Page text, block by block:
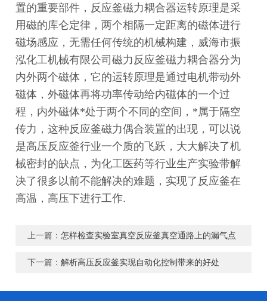
置的重要部件，反应釜磁力耦合器运转原理是采
用磁的库仑定律，两个相隔一定距离的磁体进行
磁场感应，无需任何传统的机械构建，威海市振
泓化工机械有限公司磁力反应釜磁力耦合器分为
内外两个磁体，它的运转原理是通过电机带动外
磁体，外磁体再将功率传动给内磁体的一个过
程，内外磁体*处于两个不同的空间，*属于隔空
传力，这种反应釜磁力偶合装置的出现，可以说
是高压反应釜行业一个质的飞跃，大大解决了机
械密封的缺点，为化工医药等行业生产实验带解
决了很多以前不能解决的难题，实现了反应釜在
高温，高压下进行工作.
上一篇：怎样检查实验室真空反应釜真空通路上的漏气点
下一篇：解析高压反应釜实现自动化控制带来的好处